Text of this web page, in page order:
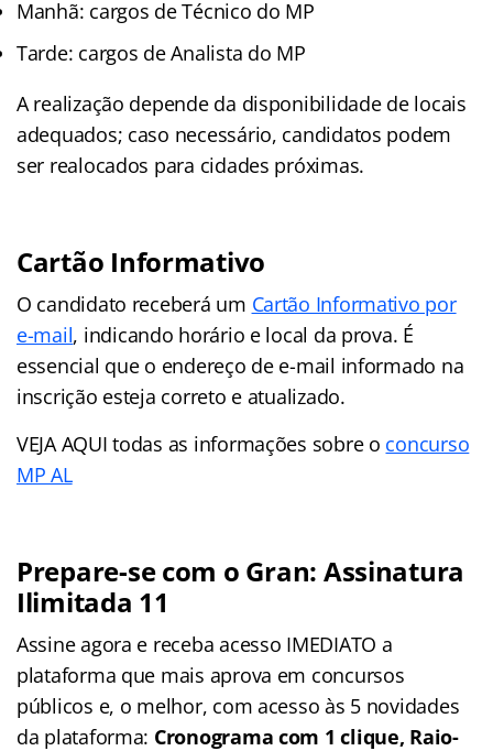
Manhã: cargos de Técnico do MP
Tarde: cargos de Analista do MP
A realização depende da disponibilidade de locais
adequados; caso necessário, candidatos podem
ser realocados para cidades próximas.
Cartão Informativo
O candidato receberá um Cartão Informativo por
e-mail, indicando horário e local da prova. É
essencial que o endereço de e-mail informado na
inscrição esteja correto e atualizado.
VEJA AQUI todas as informações sobre o concurso
MP AL
Prepare-se com o Gran: Assinatura
Ilimitada 11
Assine agora e receba acesso IMEDIATO a
plataforma que mais aprova em concursos
públicos e, o melhor, com acesso às 5 novidades
da plataforma: Cronograma com 1 clique, Raio-